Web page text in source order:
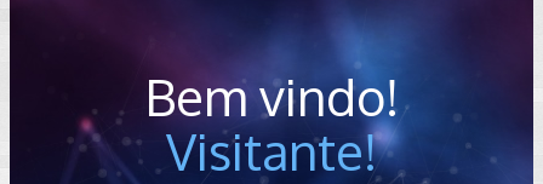
Bem vindo!
Visitante!